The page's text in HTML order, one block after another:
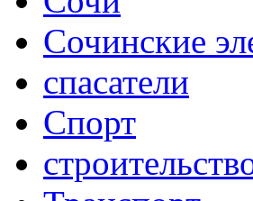
Сочинские
спасатели
Спорт